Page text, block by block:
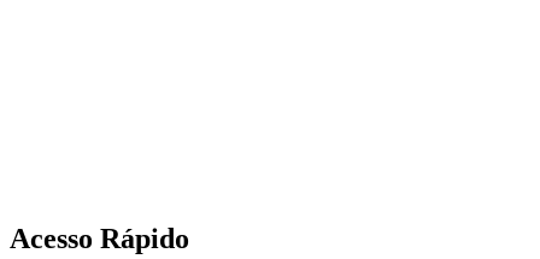
Acesso Rápido